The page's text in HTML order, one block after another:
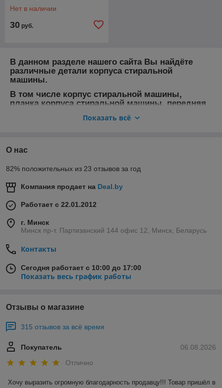
Нет в наличии
30 руб.
В данном разделе нашего сайта Вы найдёте
различные детали корпуса стиральной
машины.
В том числе корпус стиральной машины,
планка корпуса стиральной машины, передняя
крышка корпуса стиральной машины, другие
Показать всё
О нас
82% положительных из 23 отзывов за год
Компания продает на Deal.by
Работает с 22.01.2012
г. Минск
Минск пр-т. Партизанский 144 офис 12, Минск, Беларусь
Контакты
Сегодня работает с 10:00 до 17:00
Показать весь график работы
Отзывы о магазине
315 отзывов за всё время
06.08.2026
Покупатель
Отлично
Хочу выразить огромную благодарность продавцу!!! Товар пришёл в